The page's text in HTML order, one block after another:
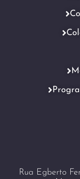
Rua Egberto